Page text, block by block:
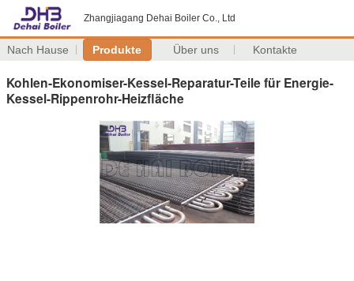
Zhangjiagang Dehai Boiler Co., Ltd
Nach Hause Produkte Über uns Kontakte
Kohlen-Ekonomiser-Kessel-Reparatur-Teile für Energie-
Kessel-Rippenrohr-Heizfläche